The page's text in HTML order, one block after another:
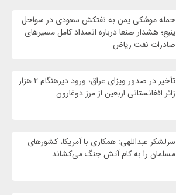
حمله موشکی یمن به نفتکش سعودی در سواحل
ینبع؛ هشدار صنعا درباره انسداد کامل مسیرهای
صادرات نفت ریاض
تأخیر در صدور ویزای عراق؛ ورود دیرهنگام ۲ هزار
زائر افغانستانی اربعین از مرز دوغارون
سرلشکر عبداللهی: همکاری با آمریکا، کشورهای
مسلمان را به کام آتش جنگ می‌کشاند